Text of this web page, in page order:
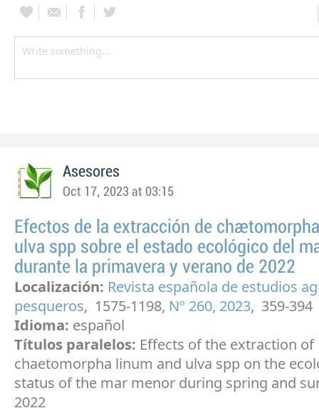
Asesores
Oct 17, 2023 at 03:15
Efectos de la extracción de
ulva spp sobre el estado ecológico del
durante la primavera y verano de 2022
Localización: Revista española de estudios
pesqueros, 1575-1198, Nº 260, 2023, 359-394
Idioma: español
Títulos paralelos: Effects of the extraction of
chaetomorpha linum and ulva spp on the
status of the mar menor during spring and
2022